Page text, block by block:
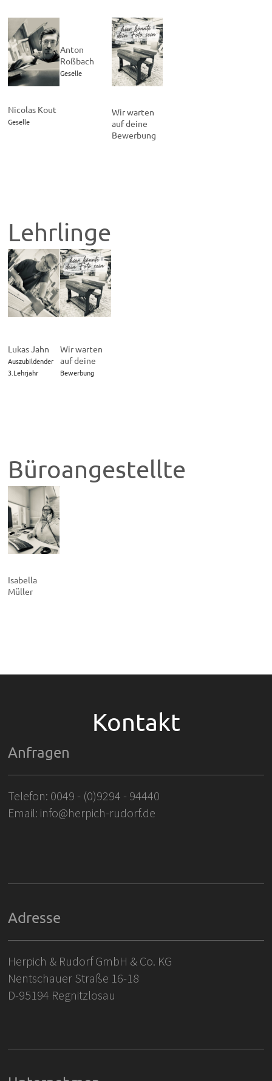
Nicolas Kout
Geselle
Anton
Roßbach
Geselle
Wir warten
auf deine
Bewerbung
Lehrlinge
Lukas Jahn
Auszubildender
3.Lehrjahr
Wir warten
auf deine
Bewerbung
Büroangestellte
Isabella
Müller
Kontakt
Anfragen
Telefon: 0049 - (0)9294 - 94440
Email: info@herpich-rudorf.de
Adresse
Herpich & Rudorf GmbH & Co. KG
Nentschauer Straße 16-18
D-95194 Regnitzlosau